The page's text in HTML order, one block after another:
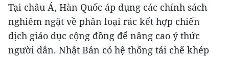
Tại châu Á, Hàn Quốc áp dụng các chính sách
nghiêm ngặt về phân loại rác kết hợp chiến
dịch giáo dục cộng đồng để nâng cao ý thức
người dân. Nhật Bản có hệ thống tái chế khép